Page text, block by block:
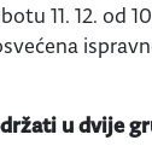
11. 12. od
u dvije